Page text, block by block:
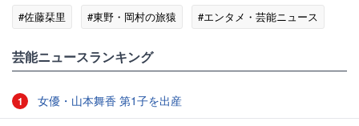
#佐藤栞里
#東野・岡村の旅猿 #エンタメ・芸能ニュース
芸能ニュースランキング
1 女優・山本舞香 第1子を出産